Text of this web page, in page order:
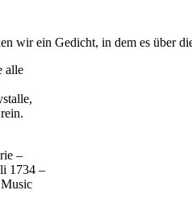
wir ein Gedicht, in dem es über
alle
–
1734 –